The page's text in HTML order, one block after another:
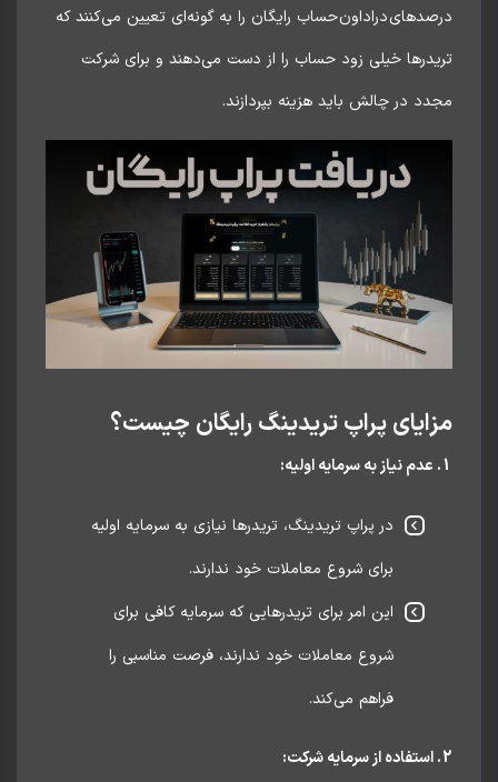
دراداون حساب رایگان را به گونه‌ای تعیین می‌کنند که
خیلی زود حساب را از دست می‌دهند و برای شرکت
در چالش باید هزینه بپردازند.
پراپ تریدینگ رایگان چیست؟
در پراپ تریدینگ، تریدرها نیازی به سرمایه اولیه
برای شروع معاملات خود ندارند.
این امر برای تریدرهایی که سرمایه کافی برای
شروع معاملات خود ندارند، فرصت مناسبی را
فراهم می‌کند.